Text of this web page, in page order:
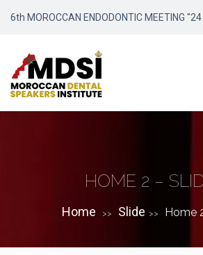
6th MOROCCAN ENDODONTIC MEETING
Meydene / Marrakech"
HOME 2 –
Home >> Slide >> Home